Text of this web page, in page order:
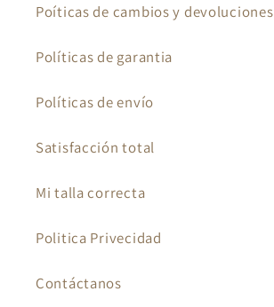
Poíticas de cambios y devoluciones
Políticas de garantia
Políticas de envío
Satisfacción total
Mi talla correcta
Politica Privecidad
Contáctanos